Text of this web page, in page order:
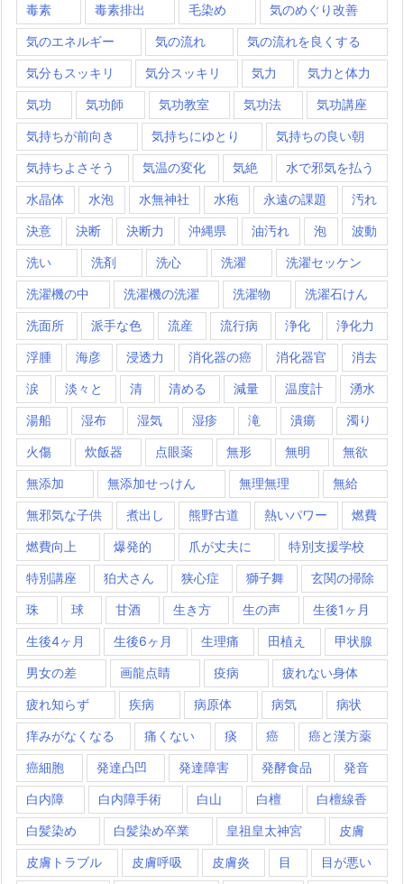
毒素 毒素排出 毛染め 気のめぐり改善
気のエネルギー 気の流れ 気の流れを良くする
気分もスッキリ 気分スッキリ 気力 気力と体力
気功 気功師 気功教室 気功法 気功講座
気持ちが前向き 気持ちにゆとり 気持ちの良い朝
気持ちよさそう 気温の変化 気絶 水で邪気を払う
水晶体 水泡 水無神社 水疱 永遠の課題 汚れ
決意 決断 決断力 沖縄県 油汚れ 泡 波動
洗い 洗剤 洗心 洗濯 洗濯セッケン
洗濯機の中 洗濯機の洗濯 洗濯物 洗濯石けん
洗面所 派手な色 流産 流行病 浄化 浄化力
浮腫 海彦 浸透力 消化器の癌 消化器官 消去
涙 淡々と 清 清める 減量 温度計 湧水
湯船 湿布 湿気 湿疹 滝 潰瘍 濁り
火傷 炊飯器 点眼薬 無形 無明 無欲
無添加 無添加せっけん 無理無理 無給
無邪気な子供 煮出し 熊野古道 熱いパワー 燃費
燃費向上 爆発的 爪が丈夫に 特別支援学校
特別講座 狛犬さん 狭心症 獅子舞 玄関の掃除
珠 球 甘酒 生き方 生の声 生後1ヶ月
生後4ヶ月 生後6ヶ月 生理痛 田植え 甲状腺
男女の差 画龍点睛 疫病 疲れない身体
疲れ知らず 疾病 病原体 病気 病状
痒みがなくなる 痛くない 痰 癌 癌と漢方薬
癌細胞 発達凸凹 発達障害 発酵食品 発音
白内障 白内障手術 白山 白檀 白檀線香
白髪染め 白髪染め卒業 皇祖皇太神宮 皮膚
皮膚トラブル 皮膚呼吸 皮膚炎 目 目が悪い